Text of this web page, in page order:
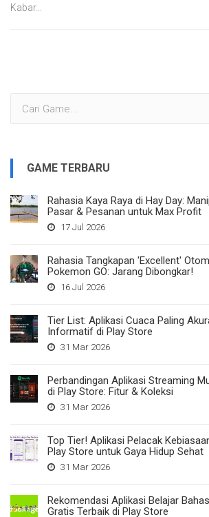
Kabar…
GAME TERBARU
Rahasia Kaya Raya di Hay Day:
Pasar & Pesanan untuk Max Profit
17 Jul 2026
Rahasia Tangkapan 'Excellent'
Pokemon GO: Jarang Dibongkar!
16 Jul 2026
Tier List: Aplikasi Cuaca Paling
Informatif di Play Store
31 Mar 2026
Perbandingan Aplikasi Streaming
di Play Store: Fitur & Koleksi
31 Mar 2026
Top Tier! Aplikasi Pelacak
Play Store untuk Gaya Hidup Sehat
31 Mar 2026
Rekomendasi Aplikasi Belajar
Gratis Terbaik di Play Store